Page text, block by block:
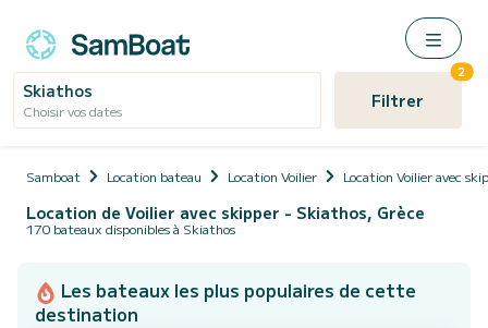
Skiathos
Choisir vos dates Filtrer
2
Samboat Location bateau Location Voilier Location Voilier avec
Location de Voilier avec skipper - Skiathos, Grèce
170 bateaux disponibles à Skiathos
Les bateaux les plus populaires de cette
destination